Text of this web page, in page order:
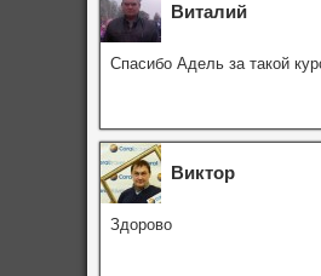
Виталий
Спасибо Адель за такой
Виктор
Здорово